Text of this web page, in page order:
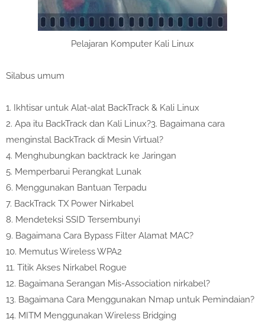
Pelajaran Komputer Kali Linux
Silabus umum
1. Ikhtisar untuk Alat-alat BackTrack & Kali Linux
2. Apa itu BackTrack dan Kali Linux?3. Bagaimana cara
menginstal BackTrack di Mesin Virtual?
4. Menghubungkan backtrack ke Jaringan
5. Memperbarui Perangkat Lunak
6. Menggunakan Bantuan Terpadu
7. BackTrack TX Power Nirkabel
8. Mendeteksi SSID Tersembunyi
9. Bagaimana Cara Bypass Filter Alamat MAC?
10. Memutus Wireless WPA2
11. Titik Akses Nirkabel Rogue
12. Bagaimana Serangan Mis-Association nirkabel?
13. Bagaimana Cara Menggunakan Nmap untuk Pemindaian?
14. MITM Menggunakan Wireless Bridging